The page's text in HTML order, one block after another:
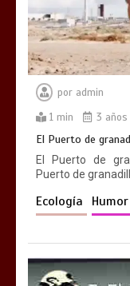
por admin
1 min
3 años
El Puerto de
El Puerto de
Puerto de
Ecología Humor